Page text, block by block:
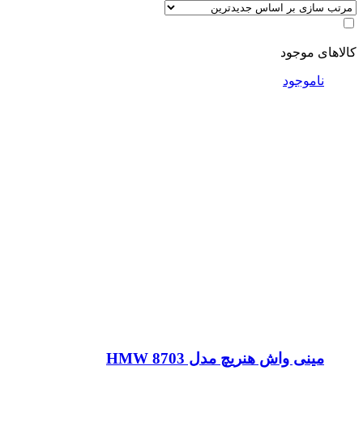
کالاهای موجود
ناموجود
مینی واش هنریچ مدل HMW 8703